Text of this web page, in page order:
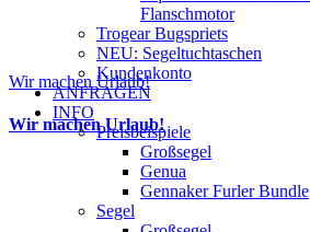
Flanschmotor
Trogear Bugspriets
NEU: Segeltuchtaschen
Kundenkonto
ANFRAGEN
INFO
Preisbeispiele
Großsegel
Genua
Gennaker Furler Bundle
Segel
Wir machen Urlaub!
Wir machen Urlaub!